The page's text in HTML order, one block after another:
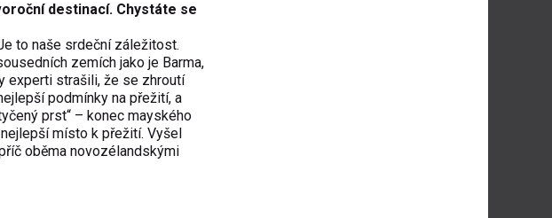
destinací. Chystáte se
to naše srdeční záležitost.
zemích jako je Barma,
experti strašili, že se zhroutí
podmínky na přežití, a
prst“ – konec mayského
místo k přežití. Vyšel
oběma novozélandskými